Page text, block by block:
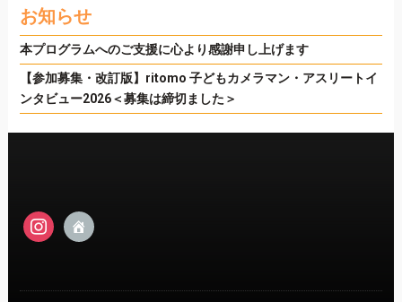
お知らせ
本プログラムへのご支援に心より感謝申し上げます
【参加募集・改訂版】ritomo 子どもカメラマン・アスリートイ
ンタビュー2026＜募集は締切ました＞
instagram
admin-
home